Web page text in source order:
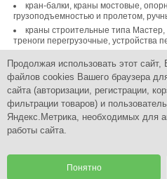
кран-балки, краны мостовые,
грузоподъемностью и пролетом,
краны строительные типа
треноги перегрузочные,
различной грузоподъемностью и
электрические.
Комплексное снабжение
Продолжая использовать этот
файлов cookies Вашего браузера
сайта (авторизации, регистрации,
фильтрации товаров) и
Яндекс.Метрика, необходимых для
работы сайта.
Понятно